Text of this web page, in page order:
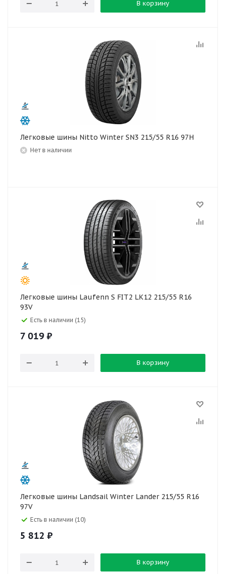
В корзину
Легковые шины Nitto Winter SN3 215/55 R16 97H
Нет в наличии
Легковые шины Laufenn S FIT2 LK12 215/55 R16
93V
Есть в наличии (15)
7 019 ₽
В корзину
Легковые шины Landsail Winter Lander 215/55 R16
97V
Есть в наличии (10)
5 812 ₽
В корзину